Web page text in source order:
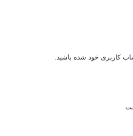
کاربری خود شده باشید.